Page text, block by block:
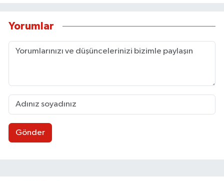
Yorumlar
Gönder